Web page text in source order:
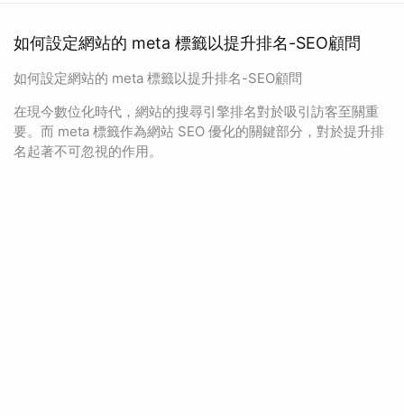
如何設定網站的 meta 標籤以提升排名-SEO顧問
如何設定網站的 meta 標籤以提升排名-SEO顧問
在現今數位化時代，網站的搜尋引擎排名對於吸引訪客至關重
要。而 meta 標籤作為網站 SEO 優化的關鍵部分，對於提升排
名起著不可忽視的作用。